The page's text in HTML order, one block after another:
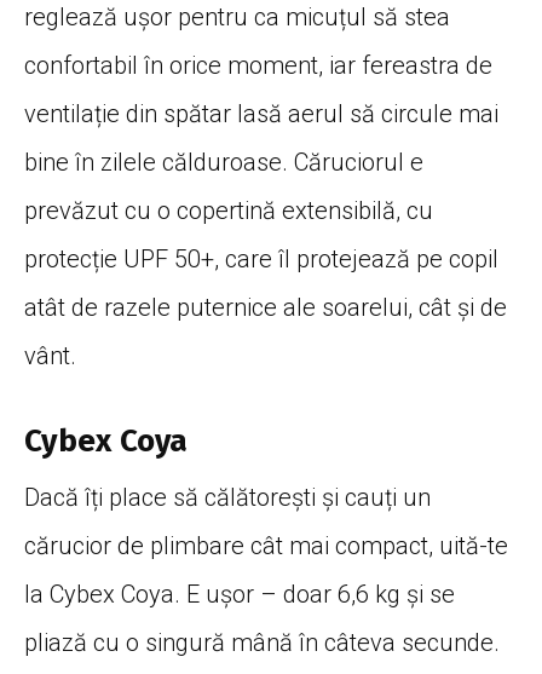
reglează ușor pentru ca micuțul să stea
confortabil în orice moment, iar fereastra de
ventilație din spătar lasă aerul să circule mai
bine în zilele călduroase. Căruciorul e
prevăzut cu o copertină extensibilă, cu
protecție UPF 50+, care îl protejează pe copil
atât de razele puternice ale soarelui, cât și de
vânt.
Cybex Coya
Dacă îți place să călătorești și cauți un
cărucior de plimbare cât mai compact, uită-te
la Cybex Coya. E ușor – doar 6,6 kg și se
pliază cu o singură mână în câteva secunde.